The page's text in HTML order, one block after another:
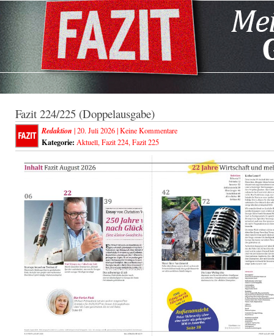
Fazit 224/225 (Doppelausgabe)
Redaktion | 20. Juli 2026 |Keine Kommentare
Kategorie: Aktuell, Fazit 224, Fazit 225